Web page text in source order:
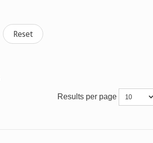
Reset
Results per page